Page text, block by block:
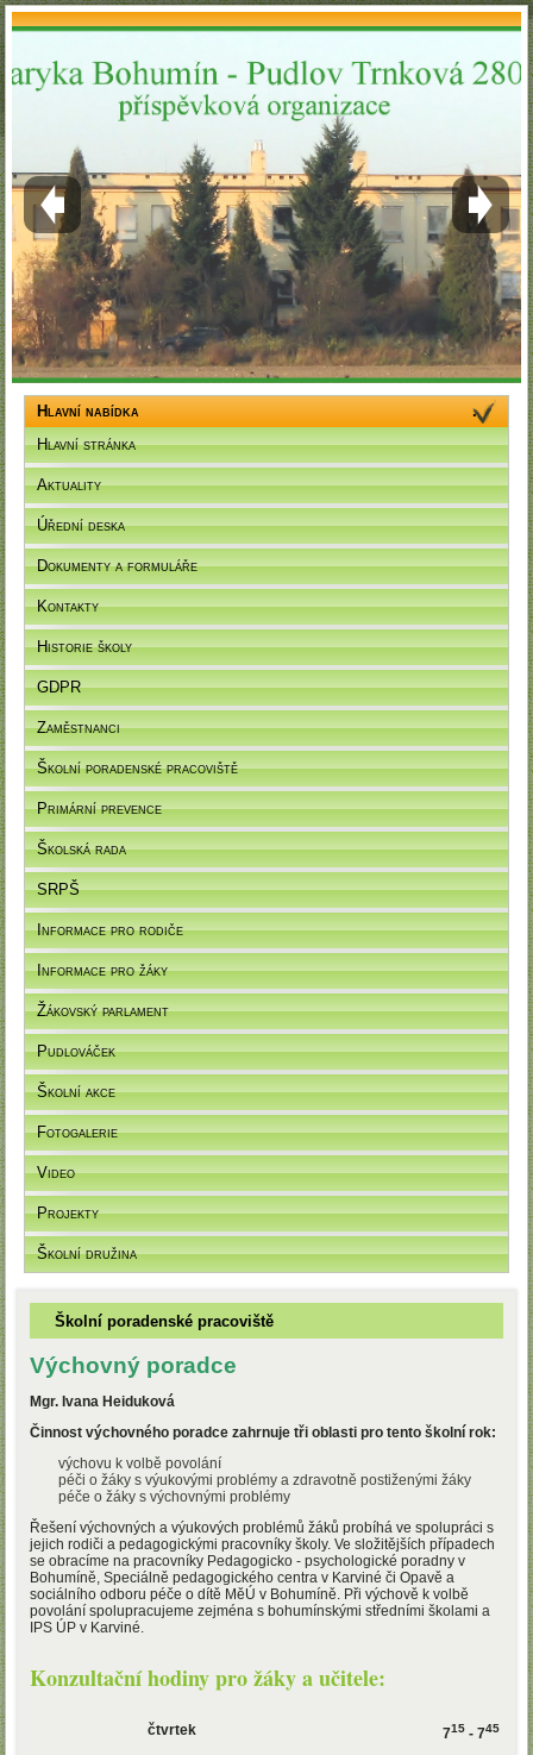
Hlavní nabídka
Hlavní stránka
Aktuality
Úřední deska
Dokumenty a formuláře
Kontakty
Historie školy
GDPR
Zaměstnanci
Školní poradenské pracoviště
Primární prevence
Školská rada
SRPŠ
Informace pro rodiče
Informace pro žáky
Žákovský parlament
Pudlováček
Školní akce
Fotogalerie
Video
Projekty
Školní družina
Školní poradenské pracoviště
Výchovný poradce
Mgr. Ivana Heiduková
Činnost výchovného poradce zahrnuje tři oblasti pro tento školní rok:
výchovu k volbě povolání
péči o žáky s výukovými problémy a zdravotně postiženými žáky
péče o žáky s výchovnými problémy
Řešení výchovných a výukových problémů žáků probíhá ve spolupráci s
jejich rodiči a pedagogickými pracovníky školy. Ve složitějších případech
se obracíme na pracovníky Pedagogicko - psychologické poradny v
Bohumíně, Speciálně pedagogického centra v Karviné či Opavě a
sociálního odboru péče o dítě MěÚ v Bohumíně. Při výchově k volbě
povolání spolupracujeme zejména s bohumínskými středními školami a
IPS ÚP v Karviné.
Konzultační hodiny pro žáky a učitele:
čtvrtek 715 - 745